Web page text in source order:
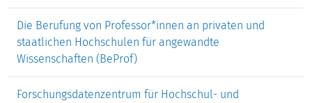
Die Berufung von Professor*innen an privaten und
staatlichen Hochschulen für angewandte
Wissenschaften (BeProf)
Forschungsdatenzentrum für Hochschul- und